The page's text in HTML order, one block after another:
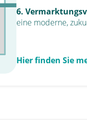
6.
eine moderne,
Hier finden Sie